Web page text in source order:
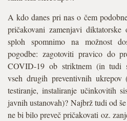
A kdo danes pri nas o čem
pričakovani zamenjavi
sploh spomnimo na možnost
pogodbe: zagotoviti pravico do
COVID-19 ob striktnem (in tudi
vseh drugih preventivnih ukrepov
testiranje, instaliranje učinkovitih
javnih ustanovah)? Najbrž tudi od
ne bi bilo preveč pričakovati oz.